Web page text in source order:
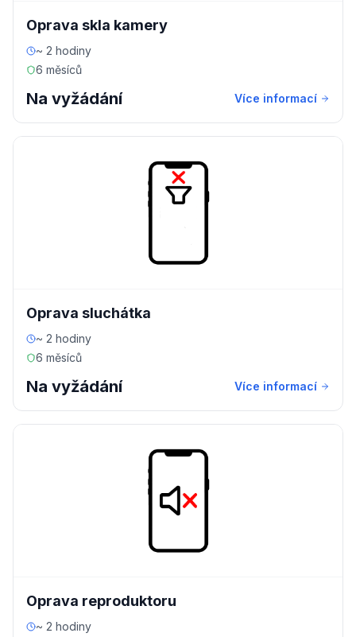
Oprava skla kamery
~ 2 hodiny
6 měsíců
Na vyžádání Více informací
Oprava sluchátka
~ 2 hodiny
6 měsíců
Na vyžádání Více informací
Oprava reproduktoru
~ 2 hodiny